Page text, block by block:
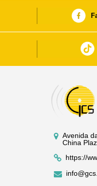
Avenida
China
https://